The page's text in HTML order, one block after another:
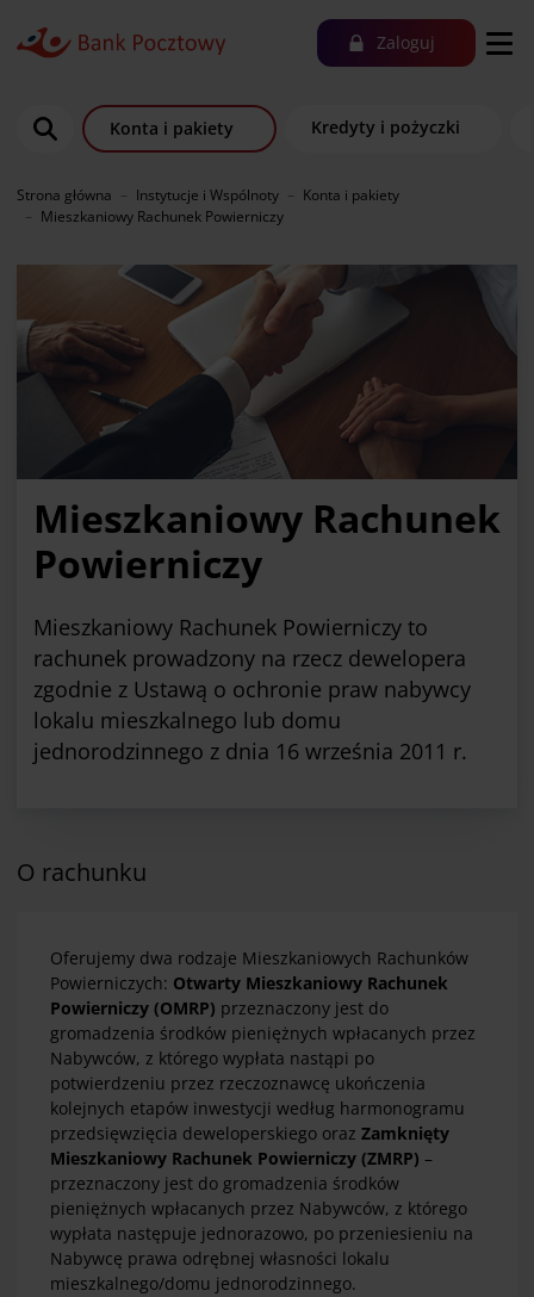
Zaloguj
Konta i pakiety Kredyty i pożyczki
Strona główna Instytucje i Wspólnoty
Konta i pakiety
Mieszkaniowy Rachunek Powierniczy
Mieszkaniowy Rachunek
Powierniczy
Mieszkaniowy Rachunek Powierniczy to
rachunek prowadzony na rzecz dewelopera
zgodnie z Ustawą o ochronie praw nabywcy
lokalu mieszkalnego lub domu
jednorodzinnego z dnia 16 września 2011 r.
O rachunku
Oferujemy dwa rodzaje Mieszkaniowych Rachunków
Powierniczych: Otwarty Mieszkaniowy Rachunek
Powierniczy (OMRP) przeznaczony jest do
gromadzenia środków pieniężnych wpłacanych przez
Nabywców, z którego wypłata nastąpi po
potwierdzeniu przez rzeczoznawcę ukończenia
kolejnych etapów inwestycji według harmonogramu
przedsięwzięcia deweloperskiego oraz Zamknięty
Mieszkaniowy Rachunek Powierniczy (ZMRP) –
przeznaczony jest do gromadzenia środków
pieniężnych wpłacanych przez Nabywców, z którego
wypłata następuje jednorazowo, po przeniesieniu na
Nabywcę prawa odrębnej własności lokalu
mieszkalnego/domu jednorodzinnego.